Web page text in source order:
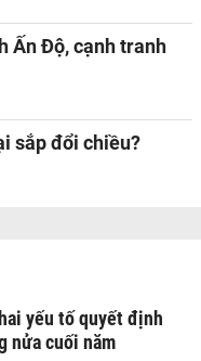
Ấn Độ, cạnh tranh
sắp đổi chiều?
yếu tố quyết định
nửa cuối năm